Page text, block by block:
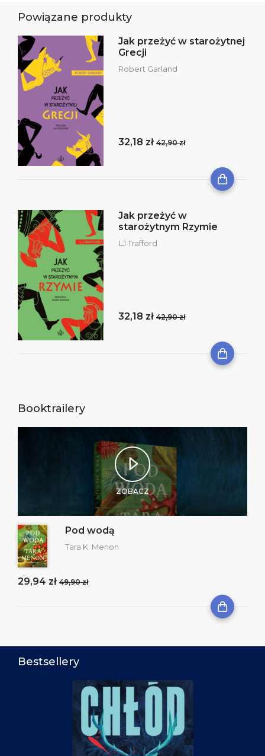
Powiązane produkty
Jak przeżyć w starożytnej
Grecji
Robert Garland
32,18 zł 42,90 zł
Jak przeżyć w
starożytnym Rzymie
LJ Trafford
32,18 zł 42,90 zł
Booktrailery
ZOBACZ
Pod wodą
Tara K. Menon
29,94 zł 49,90 zł
Bestsellery